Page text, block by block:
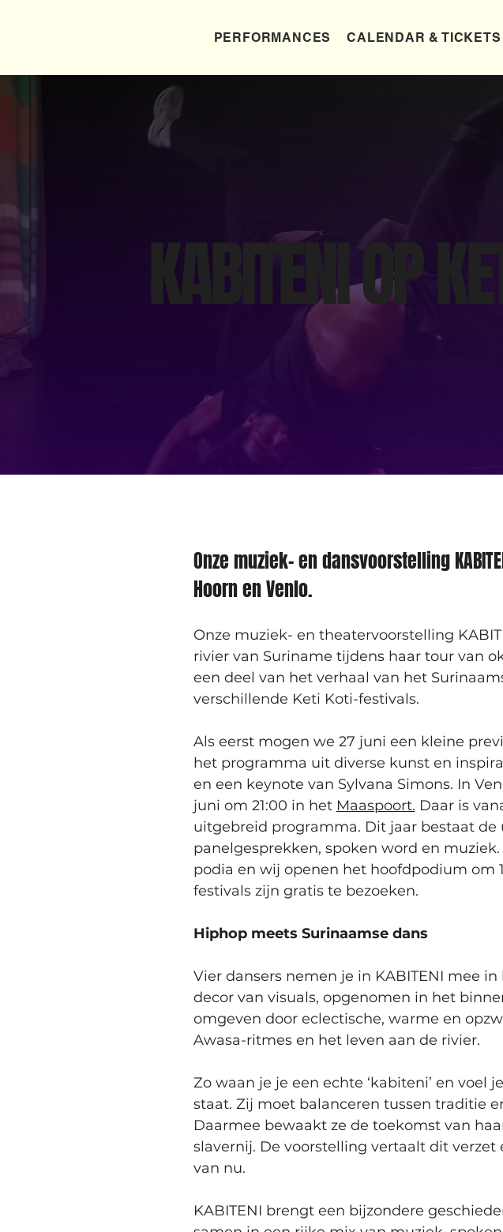
PERFORMANCES CALENDAR & TICKETS
KABITENI OP
Onze muziek- en dansvoorstelling
Hoorn en Venlo.
Onze muziek- en theatervoorstelling
rivier van Suriname tijdens haar tour van
een deel van het verhaal van het
verschillende Keti Koti-festivals.
Als eerst mogen we 27 juni een kleine
het programma uit diverse kunst en
en een keynote van Sylvana Simons. In
juni om 21:00 in het Maaspoort. Daar is
uitgebreid programma. Dit jaar bestaat de
panelgesprekken, spoken word en muziek.
podia en wij openen het hoofdpodium om
festivals zijn gratis te bezoeken.
Hiphop meets Surinaamse dans
Vier dansers nemen je in KABITENI mee
decor van visuals, opgenomen in het
omgeven door eclectische, warme en
Awasa-ritmes en het leven aan de rivier.
Zo waan je je een echte ‘kabiteni’ en
staat. Zij moet balanceren tussen traditie
Daarmee bewaakt ze de toekomst van
slavernij. De voorstelling vertaalt dit
van nu.
KABITENI brengt een bijzondere